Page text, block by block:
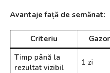
Avantaje față de semănat:
Criteriu
Timp până la
rezultat vizibil
1 zi